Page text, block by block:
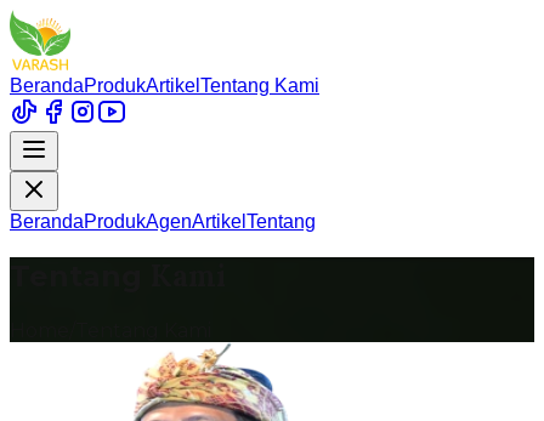
BerandaProdukArtikel Tentang Kami
BerandaProdukAgenArtikel Tentang